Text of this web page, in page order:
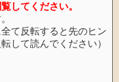
してください。
て反転すると先のヒン
して読んでください）